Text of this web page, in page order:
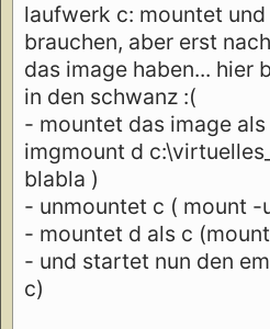
laufwerk c: mountet
brauchen, aber erst
das image haben... hier
in den schwanz :(
- mountet das image
imgmount d
blabla )
- unmountet c ( mount -
- mountet d als c
- und startet nun den
c)